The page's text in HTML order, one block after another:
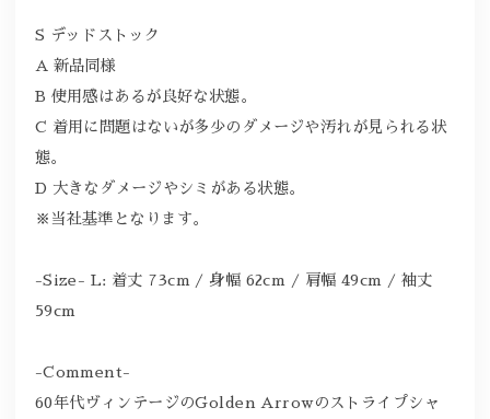
S デッドストック
A 新品同様
B 使用感はあるが良好な状態。
C 着用に問題はないが多少のダメージや汚れが見られる状
態。
D 大きなダメージやシミがある状態。
※当社基準となります。
-Size- L: 着丈 73cm / 身幅 62cm / 肩幅 49cm / 袖丈
59cm
-Comment-
60年代ヴィンテージのGolden Arrowのストライプシャ